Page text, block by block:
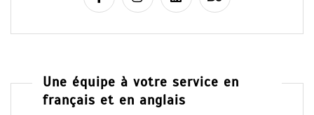
Une équipe à votre service en
français et en anglais